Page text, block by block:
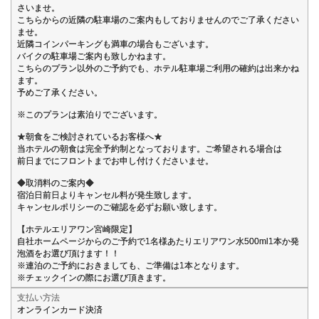
さいませ。
こちらからの近隣の駐車場のご案内もしておりませんのでご了承ください
ませ。
近隣コインパーキングも満車の場合もございます。
バイクの駐車場ご案内も致しかねます。
こちらのプラン以外のご予約でも、ホテル駐車場ご利用の確約は出来かね
ます。
予めご了承ください。
※このプランは素泊りでございます。
★朝食をご検討されているお客様へ★
当ホテルの朝食は完全予約制となっております。ご希望される場合は
前日までにフロントまでお申し付けくださいませ。
◆取消料のご案内◆
宿泊日前日よりキャンセル料が発生致します。
キャンセルポリシーのご確認を必ずお願い致します。
【ホテルエリアワン宮崎限定】
自社ホームページからのご予約で1名様あたりエリアワン水500ml1本か発
泡酒をお選び頂けます！！
※連泊のご予約におきましても、ご準備は1本となります。
※チェックインの際にお選び頂きます。
支払い方法
オンラインカード決済